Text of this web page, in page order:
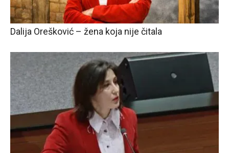
Dalija Orešković – žena koja nije čitala